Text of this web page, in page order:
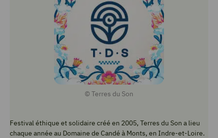
© Terres du Son
Festival éthique et solidaire créé en 2005, Terres du Son a lieu
chaque année au Domaine de Candé à Monts, en Indre-et-Loire.